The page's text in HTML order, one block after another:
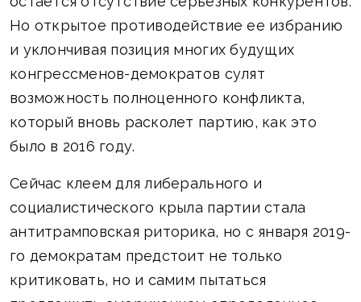
Но открытое противодействие ее избранию
и уклончивая позиция многих будущих
конгрессменов-демократов сулят
возможность полноценного конфликта,
который вновь расколет партию, как это
было в 2016 году.
Сейчас клеем для либерального и
социалистического крыла партии стала
антитрамповская риторика, но с января 2019-
го демократам предстоит не только
критиковать, но и самим пытаться